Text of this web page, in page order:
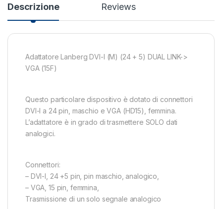
Descrizione Reviews
Adattatore Lanberg DVI-I (M) (24 + 5) DUAL LINK->
VGA (15F)
Questo particolare dispositivo è dotato di connettori
DVI-I a 24 pin, maschio e VGA (HD15), femmina.
L’adattatore è in grado di trasmettere SOLO dati
analogici.
Connettori:
– DVI-I, 24 +5 pin, pin maschio, analogico,
– VGA, 15 pin, femmina,
Trasmissione di un solo segnale analogico